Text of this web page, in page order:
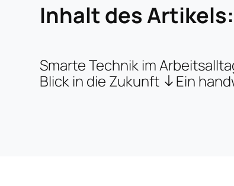
Inhalt des Artikels:
Smarte Technik im
Blick in die Zukunft
Ein